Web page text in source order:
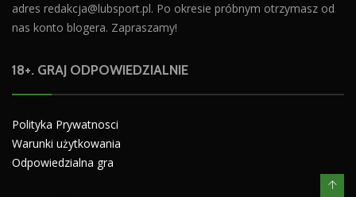
adres redakcja@lubsport.pl. Po okresie próbnym otrzymasz od
nas konto blogera. Zapraszamy!
18+. GRAJ ODPOWIEDZIALNIE
Polityka Prywatnosci
Warunki użytkowania
Odpowiedzialna gra